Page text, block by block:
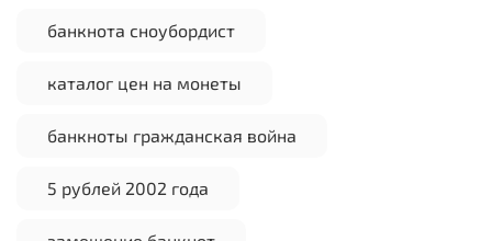
банкнота сноубордист
каталог цен на монеты
банкноты гражданская война
5 рублей 2002 года